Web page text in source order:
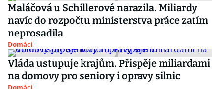
Maláčová u Schillerové narazila. Miliardy
navíc do rozpočtu ministerstva práce zatím
neprosadila
Domácí
Vláda ustupuje krajům. Přispěje miliardami
na domovy pro seniory i opravy silnic
Domácí